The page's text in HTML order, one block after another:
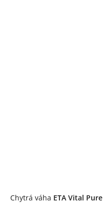
Chytrá váha ETA Vital Pure